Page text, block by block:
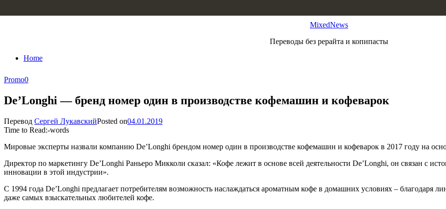
MixedNews
Переводы без рерайта и копипасты
Home
Promo0
De’Longhi — бренд номер один в производстве кофемашин и кофеварок
Перевод Сергей ЛукавскийPosted on04.01.2019
Time to Read:-words
Мировые эксперты назвали компанию De’Longhi брендом номер один в производстве кофемашин и кофеварок в 2017 году на
Директор по маркетингу De’Longhi Раньеро Микколи сказал: «Кофе лежит в основе всей деятельности De’Longhi, он связан с
инновации в этой индустрии».
С 1994 года De’Longhi предлагает потребителям возможность наслаждаться ароматным кофе в домашних условиях – благодаря
даже самых взыскательных любителей кофе.